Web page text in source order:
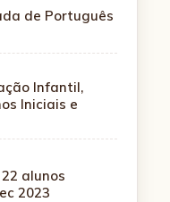
de Português
Infantil,
Iniciais e
alunos
2023